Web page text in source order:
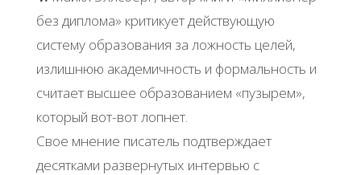
без диплома» критикует действующую
систему образования за ложность целей,
излишнюю академичность и формальность и
считает высшее образованием «пузырем»,
который вот-вот лопнет.
Свое мнение писатель подтверждает
десятками развернутых интервью с